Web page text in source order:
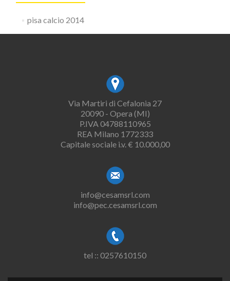
pisa calcio 2014
Via Martiri di Cefalonia 27
20090 - Opera (MI)
P.IVA 04788110965
REA Milano 1772333
Capitale sociale i.v. € 10.000,00
info@cesamsrl.com
info@pec.cesamsrl.com
tel :: 0257610150